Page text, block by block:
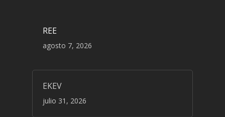
REE
agosto 7, 2026
EKEV
julio 31, 2026